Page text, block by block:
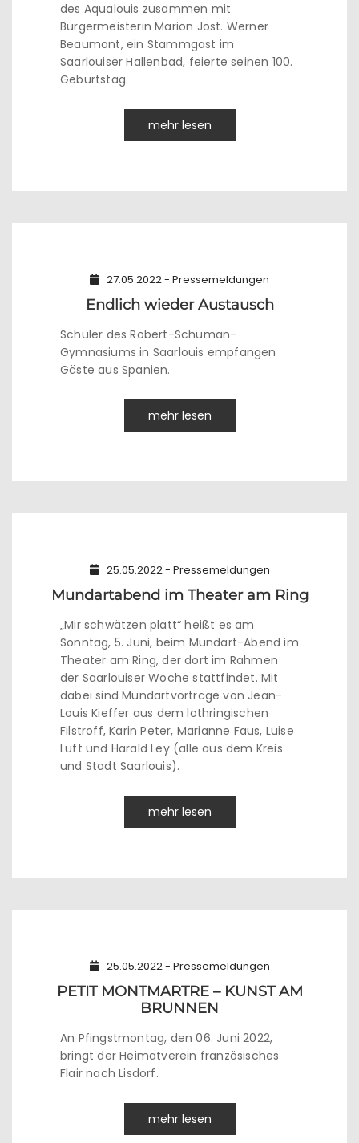
des Aqualouis zusammen mit
Bürgermeisterin Marion Jost. Werner
Beaumont, ein Stammgast im
Saarlouiser Hallenbad, feierte seinen 100.
Geburtstag.
mehr lesen
27.05.2022 - Pressemeldungen
Endlich wieder Austausch
Schüler des Robert-Schuman-
Gymnasiums in Saarlouis empfangen
Gäste aus Spanien.
mehr lesen
25.05.2022 - Pressemeldungen
Mundartabend im Theater am Ring
„Mir schwätzen platt“ heißt es am
Sonntag, 5. Juni, beim Mundart-Abend im
Theater am Ring, der dort im Rahmen
der Saarlouiser Woche stattfindet. Mit
dabei sind Mundartvorträge von Jean-
Louis Kieffer aus dem lothringischen
Filstroff, Karin Peter, Marianne Faus, Luise
Luft und Harald Ley (alle aus dem Kreis
und Stadt Saarlouis).
mehr lesen
25.05.2022 - Pressemeldungen
PETIT MONTMARTRE – KUNST AM
BRUNNEN
An Pfingstmontag, den 06. Juni 2022,
bringt der Heimatverein französisches
Flair nach Lisdorf.
mehr lesen